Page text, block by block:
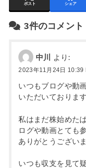
ポスト シェア
3件のコメント
中川 より:
2023年11月24日 10:39
いつもブログや動
いただいております
私はまだ株始めた
ログや動画とても
ありがとうござい
いつも収支を見て